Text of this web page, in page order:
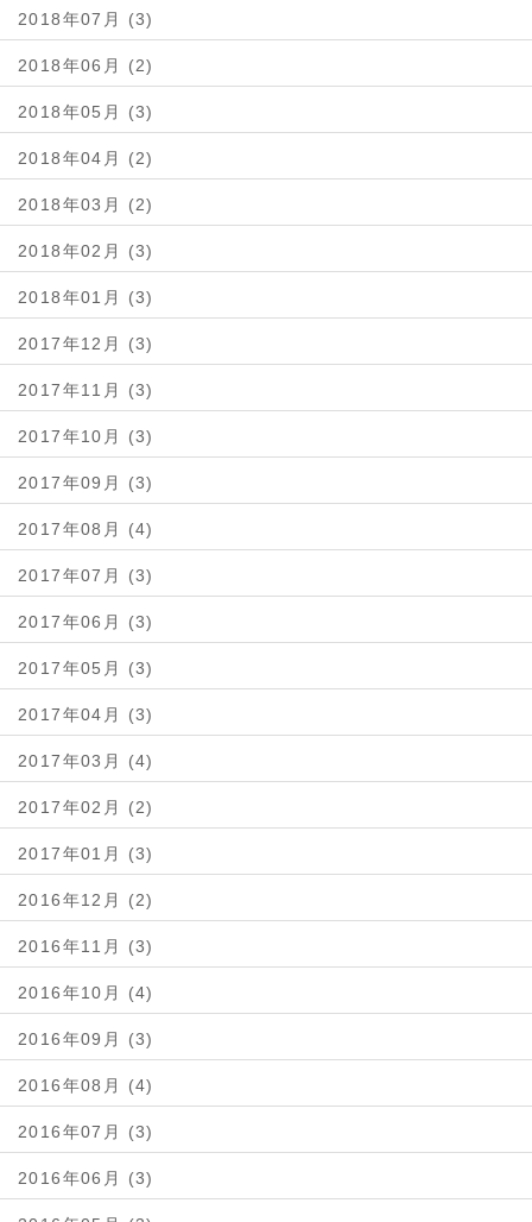
2018年07月 (3)
2018年06月 (2)
2018年05月 (3)
2018年04月 (2)
2018年03月 (2)
2018年02月 (3)
2018年01月 (3)
2017年12月 (3)
2017年11月 (3)
2017年10月 (3)
2017年09月 (3)
2017年08月 (4)
2017年07月 (3)
2017年06月 (3)
2017年05月 (3)
2017年04月 (3)
2017年03月 (4)
2017年02月 (2)
2017年01月 (3)
2016年12月 (2)
2016年11月 (3)
2016年10月 (4)
2016年09月 (3)
2016年08月 (4)
2016年07月 (3)
2016年06月 (3)